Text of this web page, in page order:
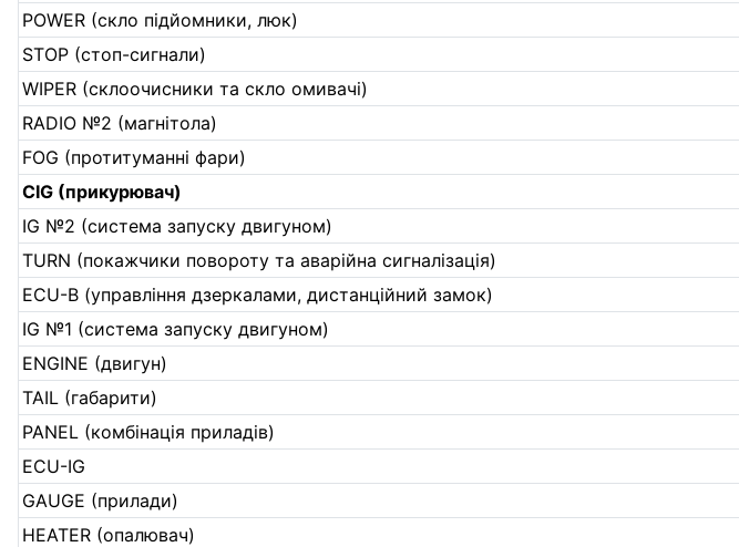
POWER (скло підйомники, люк)
STOP (стоп-сигнали)
WIPER (склоочисники та скло омивачі)
RADIO №2 (магнітола)
FOG (протитуманні фари)
CIG (прикурювач)
IG №2 (система запуску двигуном)
TURN (покажчики повороту та аварійна сигналізація)
ECU-В (управління дзеркалами, дистанційний замок)
IG №1 (система запуску двигуном)
ENGINE (двигун)
TAIL (габарити)
PANEL (комбінація приладів)
ECU-IG
GAUGE (прилади)
HEATER (опалювач)